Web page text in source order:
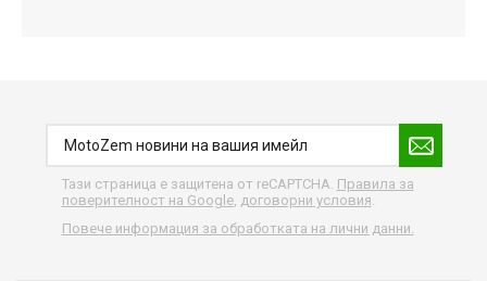
Тази страница е защитена от reCAPTCHA. Правила за
поверителност на Google, договорни условия
Повече информация за обработката на лични данни.